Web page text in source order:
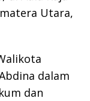
Utara,
dalam
dan